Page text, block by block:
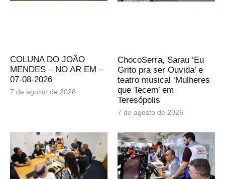
COLUNA DO JOÃO
MENDES – NO AR EM –
07-08-2026
7 de agosto de 2026
ChocoSerra, Sarau ‘Eu
Grito pra ser Ouvida’ e
teatro musical ‘Mulheres
que Tecem’ em
Teresópolis
7 de agosto de 2026